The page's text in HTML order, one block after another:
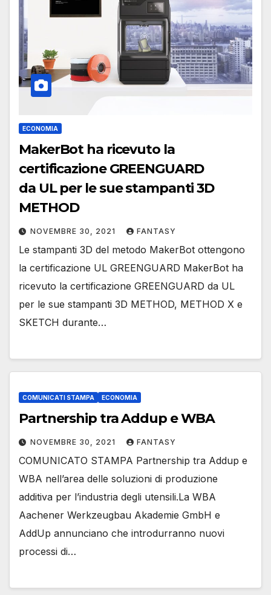
ECONOMIA
MakerBot ha ricevuto la
certificazione GREENGUARD
da UL per le sue stampanti 3D
METHOD
NOVEMBRE 30, 2021 FANTASY
Le stampanti 3D del metodo MakerBot ottengono
la certificazione UL GREENGUARD MakerBot ha
ricevuto la certificazione GREENGUARD da UL
per le sue stampanti 3D METHOD, METHOD X e
SKETCH durante…
COMUNICATI STAMPA ECONOMIA
Partnership tra Addup e WBA
NOVEMBRE 30, 2021 FANTASY
COMUNICATO STAMPA Partnership tra Addup e
WBA nell’area delle soluzioni di produzione
additiva per l’industria degli utensili.La WBA
Aachener Werkzeugbau Akademie GmbH e
AddUp annunciano che introdurranno nuovi
processi di…